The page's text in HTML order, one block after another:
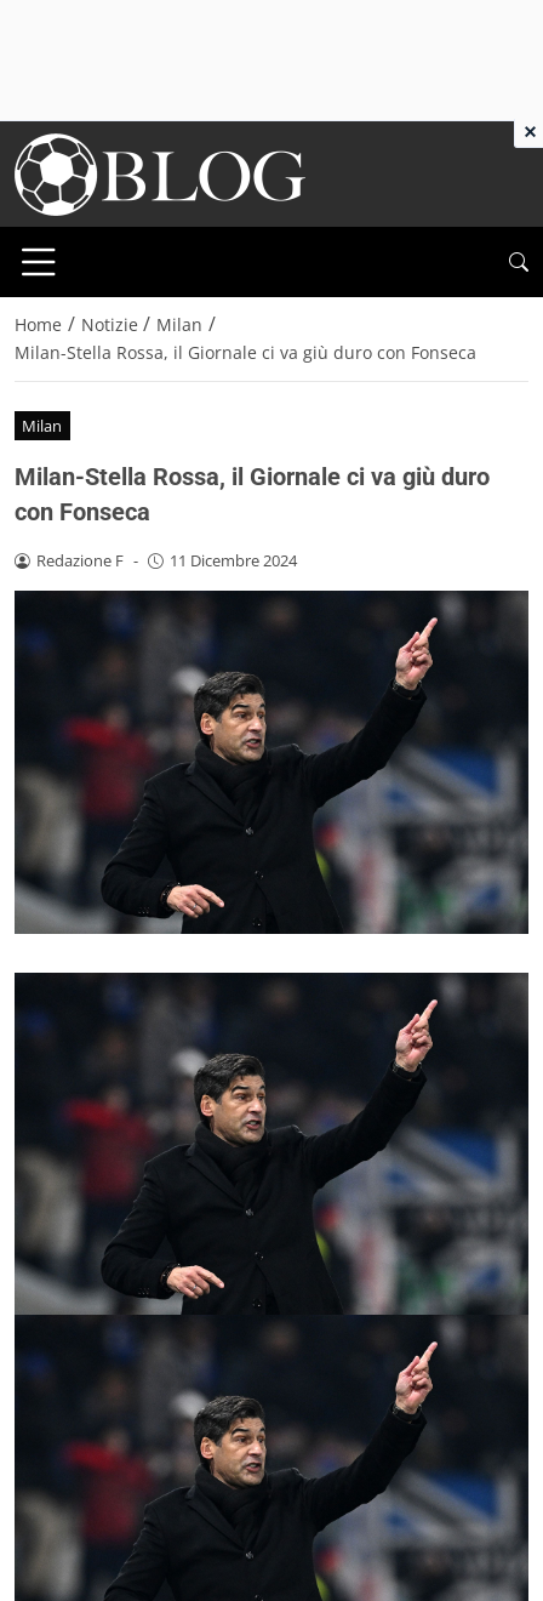
Home / Notizie / Milan /
Milan-Stella Rossa, il Giornale ci va giù duro con Fonseca
Milan
Milan-Stella Rossa, il Giornale ci va giù duro
con Fonseca
Redazione F - 11 Dicembre 2024
×